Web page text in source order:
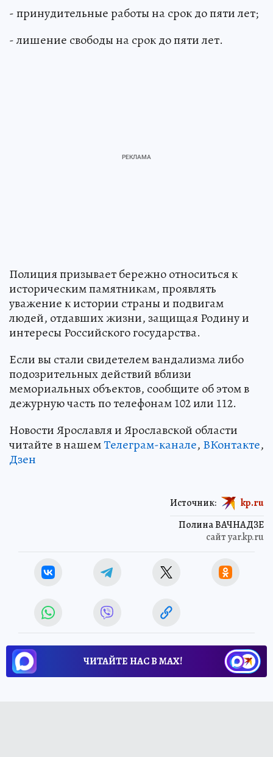
- принудительные работы на срок до пяти лет;
- лишение свободы на срок до пяти лет.
Полиция призывает бережно относиться к
историческим памятникам, проявлять
уважение к истории страны и подвигам
людей, отдавших жизни, защищая Родину и
интересы Российского государства.
Если вы стали свидетелем вандализма либо
подозрительных действий вблизи
мемориальных объектов, сообщите об этом в
дежурную часть по телефонам 102 или 112.
Новости Ярославля и Ярославской области
читайте в нашемТелеграм-канале, ВКонтакте,
Дзен
Полина ВАЧНАДЗЕ
сайт yar.kp.ru
Источник: kp.ru
ЧИТАЙТЕ НАС В МАХ!